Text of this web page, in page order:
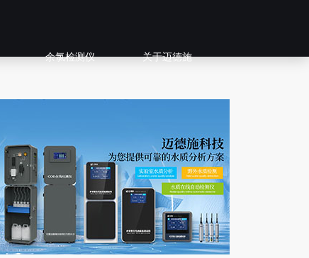
余氯检测仪 关于迈德施